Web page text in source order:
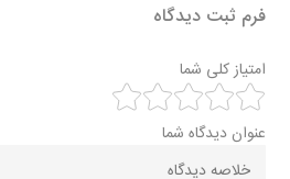
فرم ثبت دیدگاه
امتیاز کلی شما
عنوان دیدگاه شما